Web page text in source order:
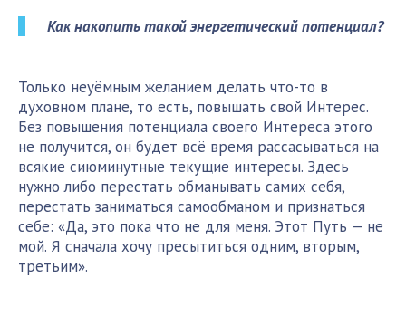
Как накопить такой энергетический потенциал?
Только неуёмным желанием делать что-то в
духовном плане, то есть, повышать свой Интерес.
Без повышения потенциала своего Интереса этого
не получится, он будет всё время рассасываться на
всякие сиюминутные текущие интересы. Здесь
нужно либо перестать обманывать самих себя,
перестать заниматься самообманом и признаться
себе: «Да, это пока что не для меня. Этот Путь — не
мой. Я сначала хочу пресытиться одним, вторым,
третьим».